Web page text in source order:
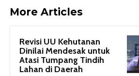
More Articles
Revisi UU Kehutanan
Dinilai Mendesak untuk
Atasi Tumpang Tindih
Lahan di Daerah